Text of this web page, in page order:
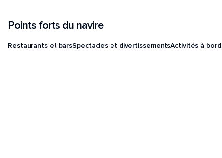
Points forts du navire
Restaurants et barsSpectacles et divertissementsActivités à bord